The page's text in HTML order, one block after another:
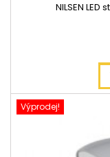
NILSEN
Výprodej!